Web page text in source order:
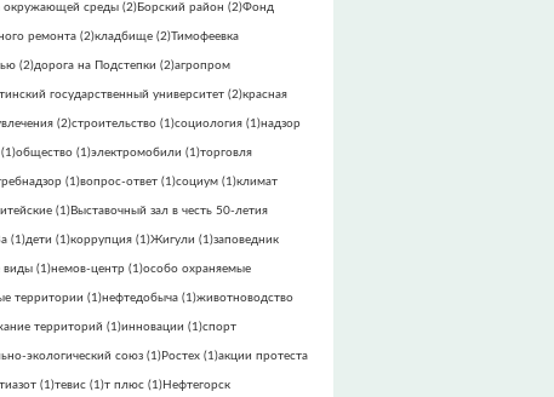
окружающей среды (2) Борский район (2)Фонд
ремонта (2)кладбище (2)Тимофеевка
(2)дорога на Подстепки (2)агропром
государственный университет (2)красная
(2)строительство (1)социология (1)надзор
(1)общество (1)электромобили (1)торговля
(1)вопрос-ответ (1)социум (1)климат
(1) Выставочный зал в честь 50-летия
(1)дети (1)коррупция (1)Жигули (1)заповедник
виды (1)немов-центр (1)особо охраняемые
территории (1)нефтедобыча (1)животноводство
территорий (1)инновации (1)спорт
экологический союз (1) Ростех (1)акции протеста
(1)тевис (1)т плюс (1) Нефтегорск